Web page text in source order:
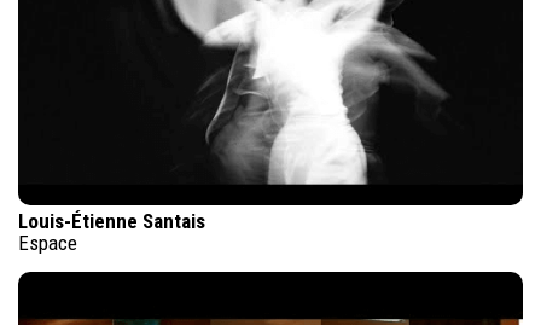
Louis-Étienne Santais
Espace